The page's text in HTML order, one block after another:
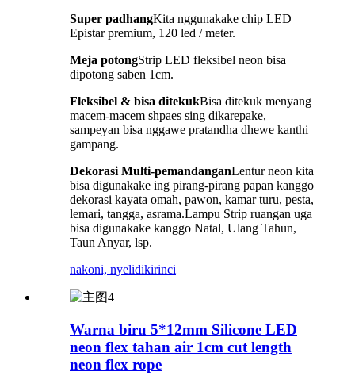
Super padhangKita nggunakake chip LED
Epistar premium, 120 led / meter.
Meja potongStrip LED fleksibel neon bisa
dipotong saben 1cm.
Fleksibel & bisa ditekukBisa ditekuk menyang
macem-macem shpaes sing dikarepake,
sampeyan bisa nggawe pratandha dhewe kanthi
gampang.
Dekorasi Multi-pemandanganLentur neon kita
bisa digunakake ing pirang-pirang papan kanggo
dekorasi kayata omah, pawon, kamar turu, pesta,
lemari, tangga, asrama.Lampu Strip ruangan uga
bisa digunakake kanggo Natal, Ulang Tahun,
Taun Anyar, lsp.
nakoni, nyelidikirinci
Warna biru 5*12mm Silicone LED
neon flex tahan air 1cm cut length
neon flex rope